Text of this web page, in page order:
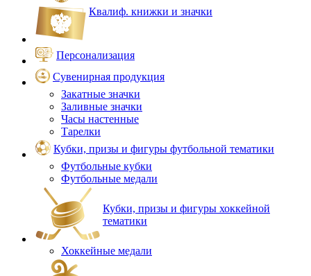
Квалиф. книжки и значки
Персонализация
Сувенирная продукция
Закатные значки
Заливные значки
Часы настенные
Тарелки
Кубки, призы и фигуры футбольной тематики
Футбольные кубки
Футбольные медали
Кубки, призы и фигуры хоккейной
тематики
Хоккейные медали